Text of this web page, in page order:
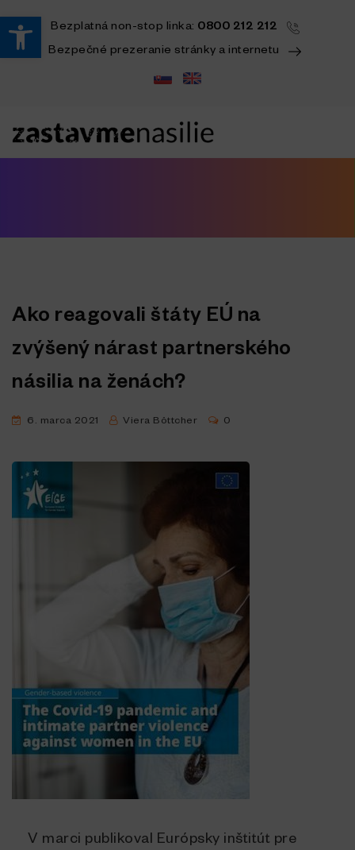
Open toolbar
Bezplatná non-stop linka: 0800 212 212
Bezpečné prezeranie stránky a internetu
Ako reagovali štáty EÚ na
zvýšený nárast partnerského
násilia na ženách?
6. marca 2021 Viera Böttcher 0
V marci publikoval Európsky inštitút pre